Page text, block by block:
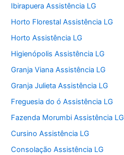
Ibirapuera Assistência LG
Horto Florestal Assistência LG
Horto Assistência LG
Higienópolis Assistência LG
Granja Viana Assistência LG
Granja Julieta Assistência LG
Freguesia do ó Assistência LG
Fazenda Morumbi Assistência LG
Cursino Assistência LG
Consolação Assistência LG